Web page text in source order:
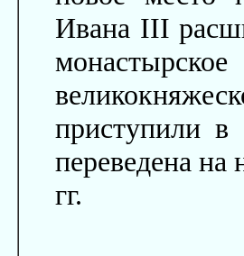
Ивана III
приступили в
переведена на
гг.